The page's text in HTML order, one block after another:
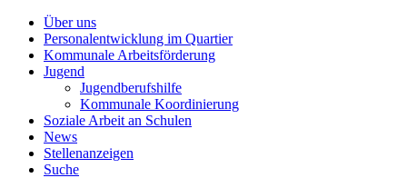
Über uns
Personalentwicklung im Quartier
Kommunale Arbeitsförderung
Jugend
Jugendberufshilfe
Kommunale Koordinierung
Soziale Arbeit an Schulen
News
Stellenanzeigen
Suche